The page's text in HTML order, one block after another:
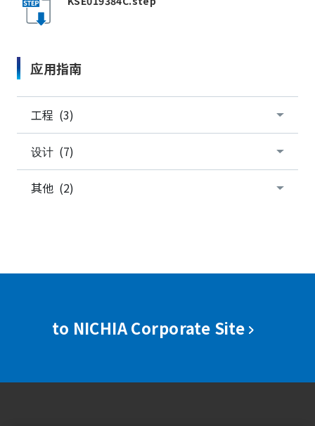
应用指南
工程 (3)
设计 (7)
其他 (2)
to NICHIA Corporate Site